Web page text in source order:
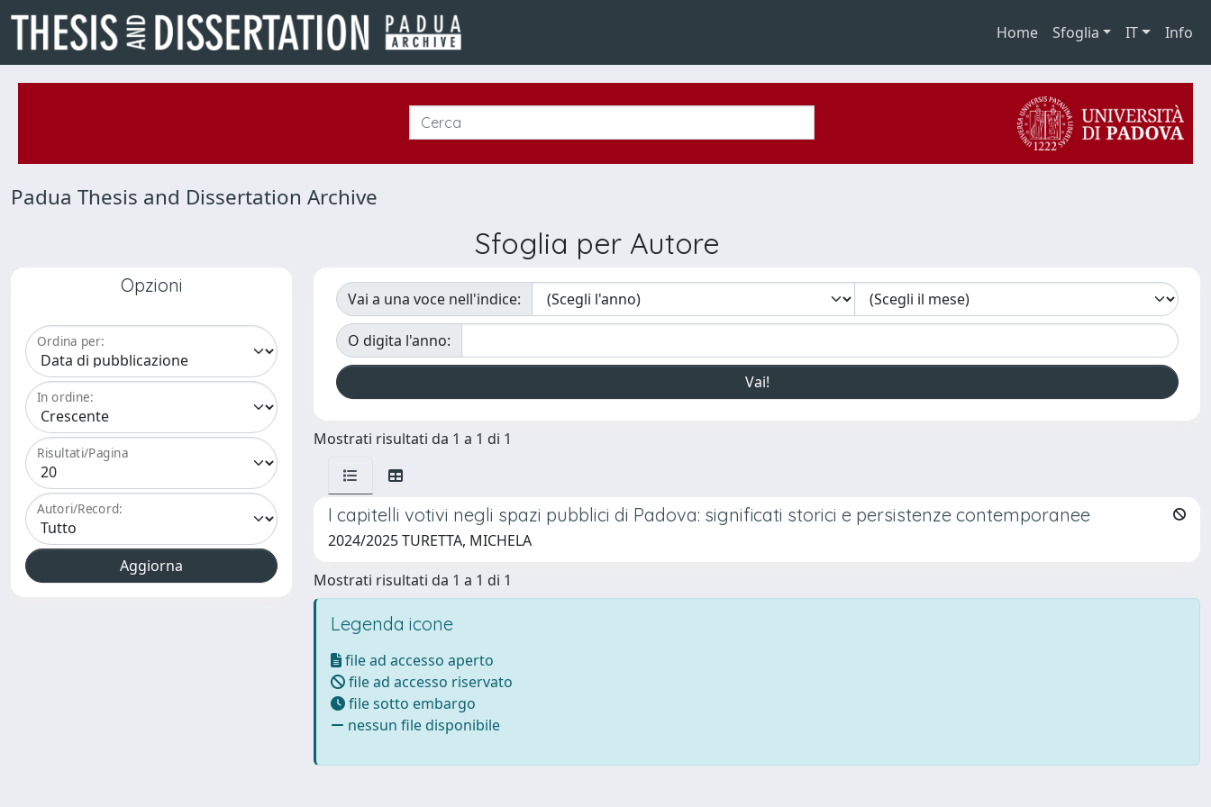
Home Sfoglia IT Info
Padua Thesis and Dissertation Archive
Sfoglia per Autore
Opzioni
Ordina per:
In ordine:
Risultati/Pagina
Autori/Record:
Vai a una voce nell'indice:
O digita l'anno:
Mostrati risultati da 1 a 1 di 1
I capitelli votivi negli spazi pubblici di Padova: significati storici e persistenze contemporanee
2024/2025 TURETTA, MICHELA
Mostrati risultati da 1 a 1 di 1
Legenda icone
file ad accesso aperto
file ad accesso riservato
file sotto embargo
nessun file disponibile